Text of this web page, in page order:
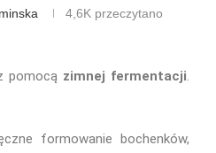
4,6K przeczytano
pomocą zimnej fermentacji.
formowanie bochenków,